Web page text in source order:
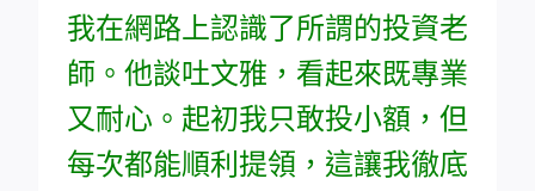
我在網路上認識了所謂的投資老
師。他談吐文雅，看起來既專業
又耐心。起初我只敢投小額，但
每次都能順利提領，這讓我徹底